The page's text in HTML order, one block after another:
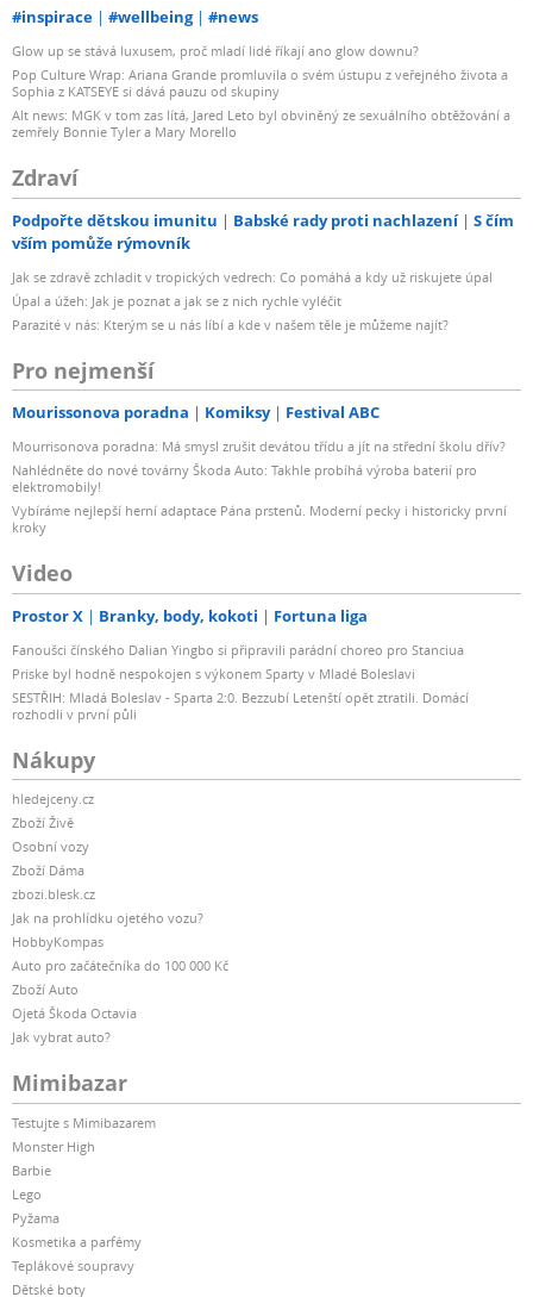
#inspirace #wellbeing #news
Glow up se stává luxusem, proč mladí lidé říkají ano glow downu?
Pop Culture Wrap: Ariana Grande promluvila o svém ústupu z veřejného života a
Sophia z KATSEYE si dává pauzu od skupiny
Alt news: MGK v tom zas lítá, Jared Leto byl obviněný ze sexuálního obtěžování a
zemřely Bonnie Tyler a Mary Morello
Zdraví
Podpořte dětskou imunitu Babské rady proti nachlazení
S čím
vším pomůže rýmovník
Jak se zdravě zchladit v tropických vedrech: Co pomáhá a kdy už riskujete úpal
Úpal a úžeh: Jak je poznat a jak se z nich rychle vyléčit
Parazité v nás: Kterým se u nás líbí a kde v našem těle je můžeme najít?
Pro nejmenší
Mourissonova poradna Komiksy Festival ABC
Mourrisonova poradna: Má smysl zrušit devátou třídu a jít na střední školu dřív?
Nahlédněte do nové továrny Škoda Auto: Takhle probíhá výroba baterií pro
elektromobily!
Vybíráme nejlepší herní adaptace Pána prstenů. Moderní pecky i historicky první
kroky
Video
Prostor X Branky, body, kokoti Fortuna liga
Fanoušci čínského Dalian Yingbo si připravili parádní choreo pro Stanciua
Priske byl hodně nespokojen s výkonem Sparty v Mladé Boleslavi
SESTŘIH: Mladá Boleslav - Sparta 2:0. Bezzubí Letenští opět ztratili. Domácí
rozhodli v první půli
Nákupy
hledejceny.cz
Zboží Živě
Osobní vozy
Zboží Dáma
zbozi.blesk.cz
Jak na prohlídku ojetého vozu?
HobbyKompas
Auto pro začátečníka do 100 000 Kč
Zboží Auto
Ojetá Škoda Octavia
Jak vybrat auto?
Mimibazar
Testujte s Mimibazarem
Monster High
Barbie
Lego
Pyžama
Kosmetika a parfémy
Teplákové soupravy
Dětské boty